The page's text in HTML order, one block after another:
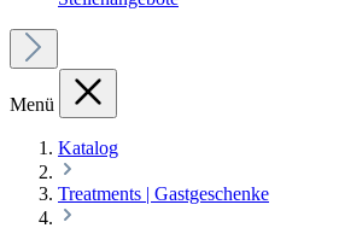
Menü
Katalog
Treatments | Gastgeschenke